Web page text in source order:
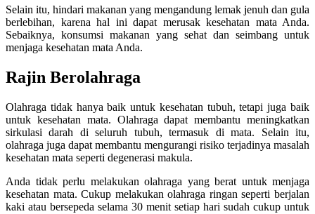
Selain itu, hindari makanan yang mengandung lemak jenuh dan gula
berlebihan, karena hal ini dapat merusak kesehatan mata Anda.
Sebaiknya, konsumsi makanan yang sehat dan seimbang untuk
menjaga kesehatan mata Anda.
Rajin Berolahraga
Olahraga tidak hanya baik untuk kesehatan tubuh, tetapi juga baik
untuk kesehatan mata. Olahraga dapat membantu meningkatkan
sirkulasi darah di seluruh tubuh, termasuk di mata. Selain itu,
olahraga juga dapat membantu mengurangi risiko terjadinya masalah
kesehatan mata seperti degenerasi makula.
Anda tidak perlu melakukan olahraga yang berat untuk menjaga
kesehatan mata. Cukup melakukan olahraga ringan seperti berjalan
kaki atau bersepeda selama 30 menit setiap hari sudah cukup untuk